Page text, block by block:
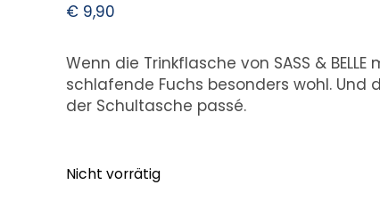
€ 9,90
Wenn die Trinkflasche von SASS &
schlafende Fuchs besonders wohl. Und
der Schultasche passé.
Nicht vorrätig